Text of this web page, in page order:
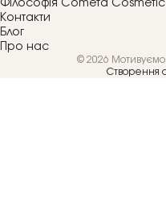
Філософія Cometa Cosmetic
Контакти
Блог
Про нас
© 2026 Мотивуємо
Створення